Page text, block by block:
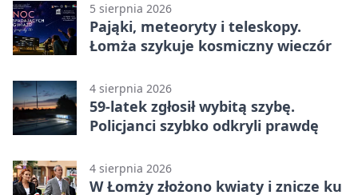
5 sierpnia 2026
Pająki, meteoryty i teleskopy.
Łomża szykuje kosmiczny wieczór
4 sierpnia 2026
59-latek zgłosił wybitą szybę.
Policjanci szybko odkryli prawdę
4 sierpnia 2026
W Łomży złożono kwiaty i znicze ku